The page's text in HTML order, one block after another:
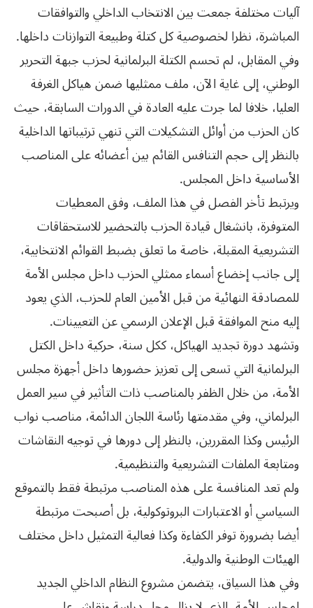
آليات مختلفة جمعت بين الانتخاب الداخلي والتوافقات
المباشرة، نظرا لخصوصية كل كتلة وطبيعة التوازنات داخلها.
وفي المقابل، لم تحسم الكتلة البرلمانية لحزب جبهة التحرير
الوطني، إلى غاية الآن، ملف ممثليها ضمن هياكل الغرفة
العليا، خلافا لما جرت عليه العادة في الدورات السابقة، حيث
كان الحزب من أوائل التشكيلات التي تنهي ترتيباتها الداخلية
بالنظر إلى حجم التنافس القائم بين أعضائه على المناصب
الأساسية داخل المجلس.
ويرتبط تأخر الفصل في هذا الملف، وفق المعطيات
المتوفرة، بانشغال قيادة الحزب بالتحضير للاستحقاقات
التشريعية المقبلة، خاصة ما تعلق بضبط القوائم الانتخابية،
إلى جانب إخضاع أسماء ممثلي الحزب داخل مجلس الأمة
للمصادقة النهائية من قبل الأمين العام للحزب، الذي يعود
إليه منح الموافقة قبل الإعلان الرسمي عن التعيينات.
وتشهد دورة تجديد الهياكل، ككل سنة، حركية داخل الكتل
البرلمانية التي تسعى إلى تعزيز حضورها داخل أجهزة مجلس
الأمة، من خلال الظفر بالمناصب ذات التأثير في سير العمل
البرلماني، وفي مقدمتها رئاسة اللجان الدائمة، مناصب نواب
الرئيس وكذا المقررين، بالنظر إلى دورها في توجيه النقاشات
ومتابعة الملفات التشريعية والتنظيمية.
ولم تعد المنافسة على هذه المناصب مرتبطة فقط بالتموقع
السياسي أو الاعتبارات البروتوكولية، بل أصبحت مرتبطة
أيضا بضرورة توفر الكفاءة وكذا فعالية التمثيل داخل مختلف
الهيئات الوطنية والدولية.
وفي هذا السياق، يتضمن مشروع النظام الداخلي الجديد